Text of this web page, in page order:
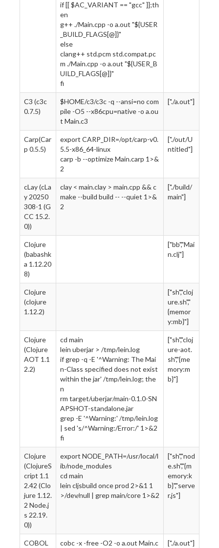
if [[ $AC_VARIANT == "gcc" ]];th
en
g++ ./Main.cpp -o a.out "${USER
_BUILD_FLAGS[@]}"
else
clang++ std.pcm std.compat.pc
m ./Main.cpp -o a.out "${USER_B
UILD_FLAGS[@]}"
fi
C3 (c3c
0.7.5)
$HOME/c3/c3c -q --ansi=no com
pile -O5 --x86cpu=native -o a.ou
t Main.c3
["./a.out"]
Carp(Car
p 0.5.5)
export CARP_DIR=/opt/carp-v0.
5.5-x86_64-linux
carp -b --optimize Main.carp 1>&
2
["./out/U
ntitled"]
cLay (cLa
y 20250
308-1 (G
CC 15.2.
0))
clay < main.clay > main.cpp && c
make --build build -- --quiet 1>&
2
["./build/
main"]
Clojure
(babashk
a 1.12.20
8)
["bb","Mai
n.clj"]
Clojure
(clojure
1.12.2)
["sh","cloj
ure.sh","
{memor
y:mb}"]
Clojure
(Clojure
AOT 1.1
2.2)
cd main
lein uberjar > /tmp/lein.log
if grep -q -E '^Warning: The Mai
n-Class specified does not exist
within the jar' /tmp/lein.log; the
n
rm target/uberjar/main-0.1.0-SN
APSHOT-standalone.jar
grep -E '^Warning:' /tmp/lein.log
| sed 's/^Warning:/Error:/' 1>&2
fi
["sh","cloj
ure-aot.
sh","{me
mory:m
b}"]
Clojure
(ClojureS
cript 1.1
2.42 (Clo
jure 1.12.
2 Node.j
s 22.19.
0))
export NODE_PATH=/usr/local/l
ib/node_modules
cd main
lein cljsbuild once prod 2>&1 1
>/dev/null | grep main/core 1>&2
["sh","nod
e.sh","{m
emory:k
b}","serve
r.js"]
COBOL
cobc -x -free -O2 -o a.out Main.c
["./a.out"]